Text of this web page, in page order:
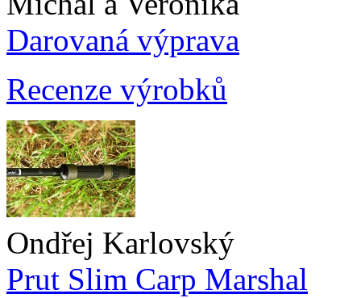
Darovaná výprava
Recenze výrobků
Ondřej Karlovský
Prut Slim Carp Marshal